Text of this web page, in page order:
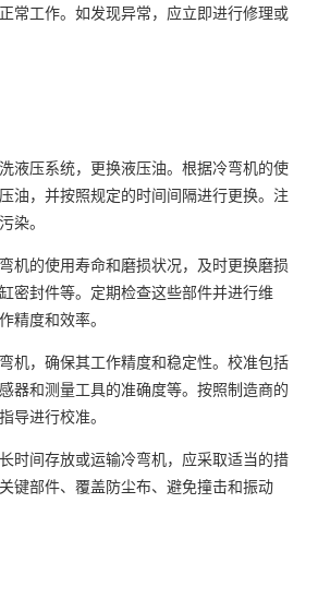
常工作。如发现异常，应立即进行修理或
液压系统，更换液压油。根据冷弯机的使
油，并按照规定的时间间隔进行更换。注
染。
机的使用寿命和磨损状况，及时更换磨损
密封件等。定期检查这些部件并进行维
精度和效率。
机，确保其工作精度和稳定性。校准包括
器和测量工具的准确度等。按照制造商的
导进行校准。
时间存放或运输冷弯机，应采取适当的措
键部件、覆盖防尘布、避免撞击和振动